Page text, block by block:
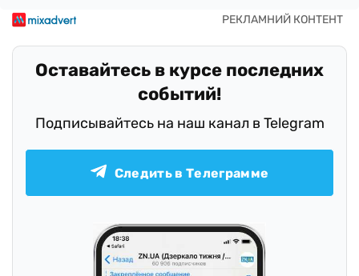
Оставайтесь в курсе последних
событий!
Подписывайтесь на наш канал в Telegram
Следить в Телеграмме